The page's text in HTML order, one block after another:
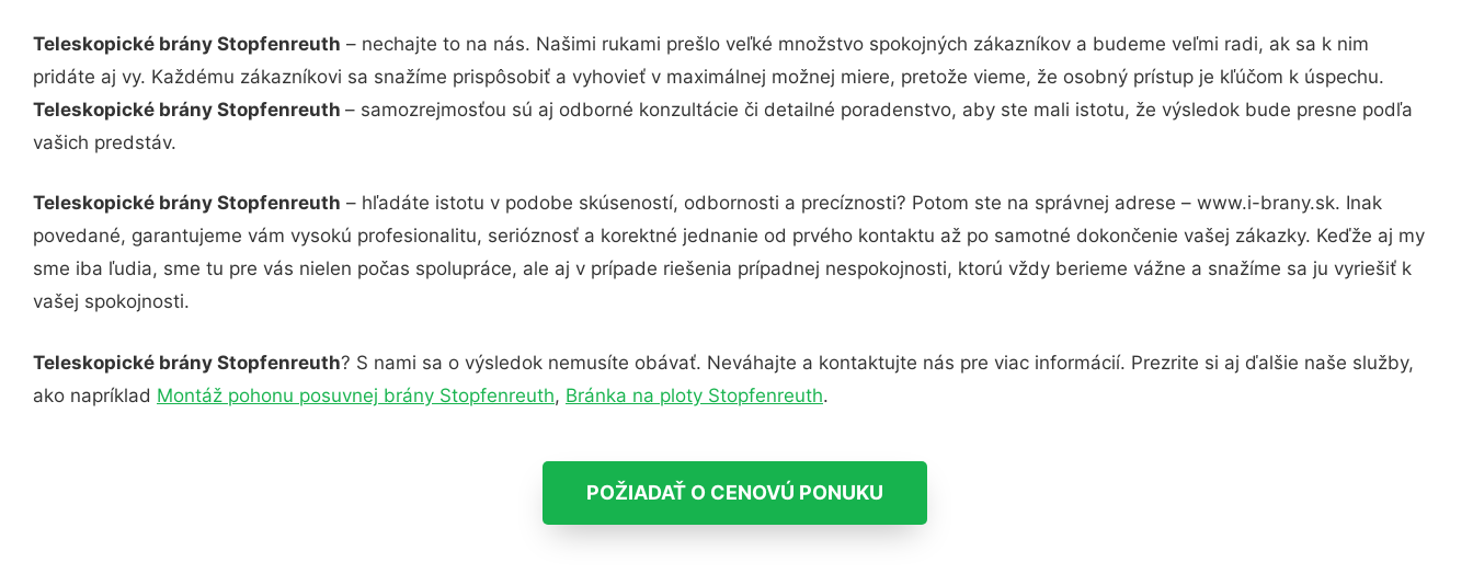
Teleskopické brány Stopfenreuth – nechajte to na nás. Našimi rukami prešlo veľké množstvo spokojných zákazníkov a budeme veľmi radi, ak sa k nim
pridáte aj vy. Každému zákazníkovi sa snažíme prispôsobiť a vyhovieť v maximálnej možnej miere, pretože vieme, že osobný prístup je kľúčom k úspechu.
Teleskopické brány Stopfenreuth – samozrejmosťou sú aj odborné konzultácie či detailné poradenstvo, aby ste mali istotu, že výsledok bude presne podľa
vašich predstáv.
Teleskopické brány Stopfenreuth – hľadáte istotu v podobe skúseností, odbornosti a precíznosti? Potom ste na správnej adrese – www.i-brany.sk. Inak
povedané, garantujeme vám vysokú profesionalitu, serióznosť a korektné jednanie od prvého kontaktu až po samotné dokončenie vašej zákazky. Keďže aj my
sme iba ľudia, sme tu pre vás nielen počas spolupráce, ale aj v prípade riešenia prípadnej nespokojnosti, ktorú vždy berieme vážne a snažíme sa ju vyriešiť k
vašej spokojnosti.
Teleskopické brány Stopfenreuth? S nami sa o výsledok nemusíte obávať. Neváhajte a kontaktujte nás pre viac informácií. Prezrite si aj ďalšie naše služby,
ako napríklad Montáž pohonu posuvnej brány Stopfenreuth, Bránka na ploty Stopfenreuth.
POŽIADAŤ O CENOVÚ PONUKU